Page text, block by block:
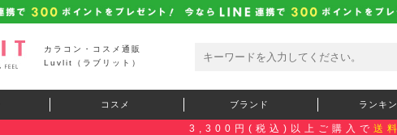
カラコン・コスメ通販
Luvlit（ラブリット）
コスメ ブランド ランキ
3,300円(税込)以上ご購入で 送